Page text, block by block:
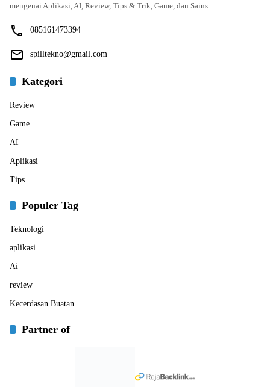
mengenai Aplikasi, AI, Review, Tips & Trik, Game, dan Sains.
085161473394
spilltekno@gmail.com
Kategori
Review
Game
AI
Aplikasi
Tips
Populer Tag
Teknologi
aplikasi
Ai
review
Kecerdasan Buatan
Partner of